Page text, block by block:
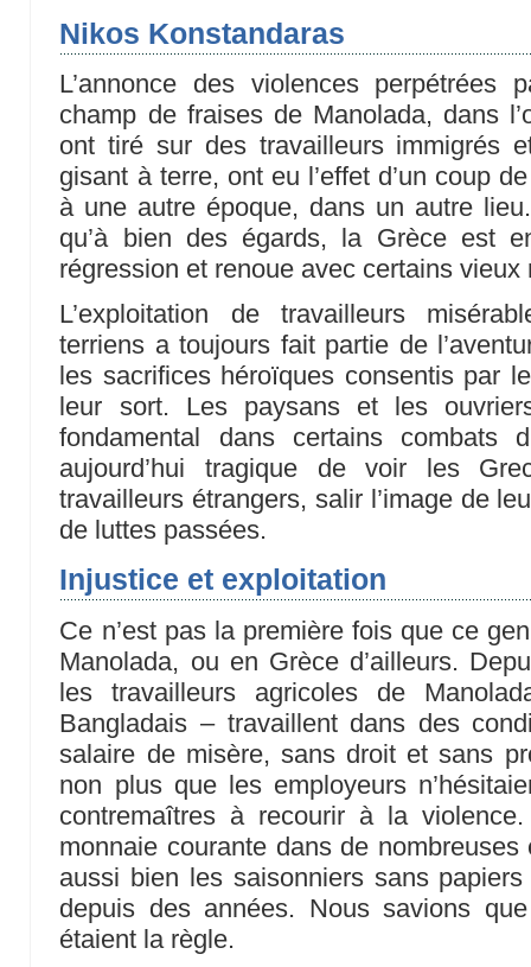
Nikos Konstandaras
L’annonce des violences perpétrées
champ de fraises de Manolada, dans
ont tiré sur des travailleurs immigrés
gisant à terre, ont eu l’effet d’un coup
à une autre époque, dans un autre
qu’à bien des égards, la Grèce est
régression et renoue avec certains vieux
L’exploitation de travailleurs
terriens a toujours fait partie de
les sacrifices héroïques consentis par
leur sort. Les paysans et les
fondamental dans certains
aujourd’hui tragique de voir les
travailleurs étrangers, salir l’image de
de luttes passées.
Injustice et exploitation
Ce n’est pas la première fois que ce
Manolada, ou en Grèce d’ailleurs.
les travailleurs agricoles de
Bangladais – travaillent dans des
salaire de misère, sans droit et sans
non plus que les employeurs
contremaîtres à recourir à la
monnaie courante dans de
aussi bien les saisonniers sans
depuis des années. Nous savions que
étaient la règle.